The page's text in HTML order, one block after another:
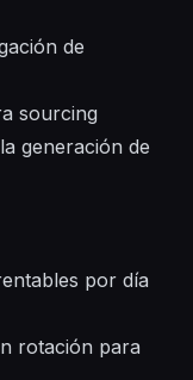
de
sourcing
generación de
por día
rotación para